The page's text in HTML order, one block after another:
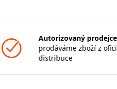
Autorizovaný prodejce
prodáváme zboží z
distribuce